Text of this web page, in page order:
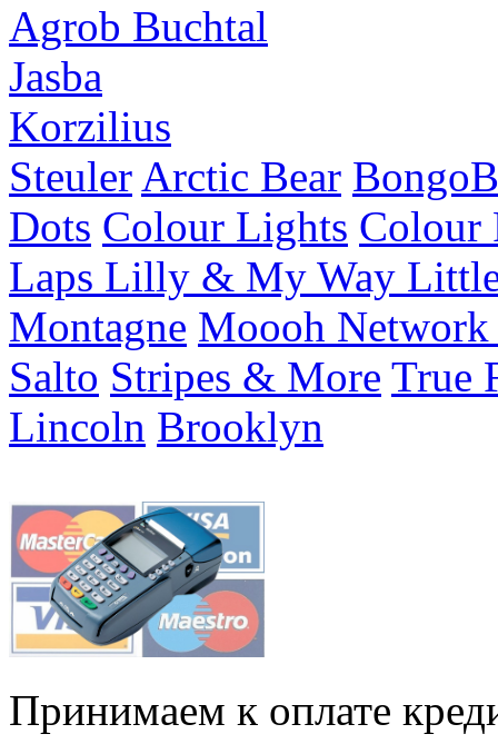
Agrob Buchtal
Jasba
Korzilius
Steuler Arctic Bear
Dots Colour Lights Colour
Laps Lilly & My Way
Montagne Moooh
Salto Stripes & More True
Lincoln Brooklyn
Принимаем к оплате